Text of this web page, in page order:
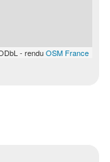
- renduOSM France